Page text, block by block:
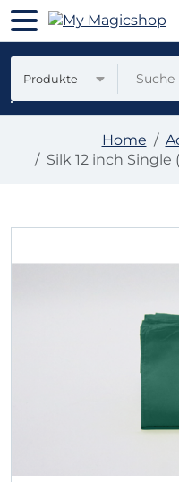
Produkte
Home
Silk 12 inch Single